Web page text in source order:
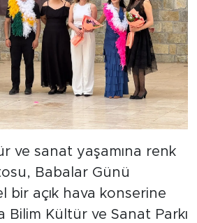
ve sanat yaşamına renk
Babalar Günü
bir açık hava konserine
Bilim Kültür ve Sanat Parkı